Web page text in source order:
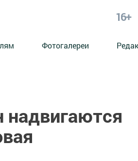
16+
Фотогалереи
надвигаются